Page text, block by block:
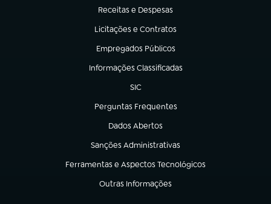
Receitas e Despesas
(abre em nova aba)
Licitações e Contratos
(abre em nova aba)
Empregados Públicos
(abre em nova aba)
Informações Classificadas
(abre em nova aba)
SIC
(abre em nova aba)
Perguntas Frequentes
(abre em nova aba)
Dados Abertos
(abre em nova aba)
Sanções Administrativas
(abre em nova aba)
Ferramentas e Aspectos Tecnológicos
(abre em nova aba)
Outras Informações
(abre em nova aba)